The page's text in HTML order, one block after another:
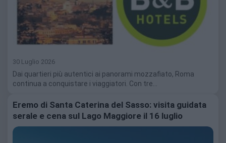
30 Luglio 2026
Dai quartieri più autentici ai panorami mozzafiato, Roma
continua a conquistare i viaggiatori. Con tre…
Eremo di Santa Caterina del Sasso: visita guidata
serale e cena sul Lago Maggiore il 16 luglio